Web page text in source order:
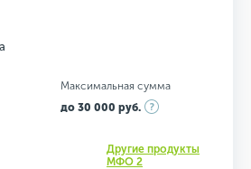
Максимальная сумма
до 30 000 руб.
Другие продукты
МФО 2